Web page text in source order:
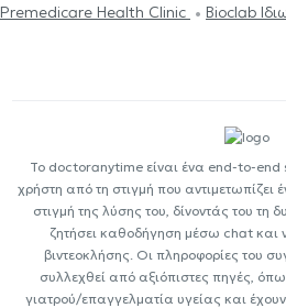
Premedicare Health Clinic
Bioclab
Το doctoranytime είναι ένα end-to-end
χρήστη από τη στιγμή που αντιμετωπίζει
στιγμή της λύσης του, δίνοντάς του τη
ζητήσει καθοδήγηση μέσω chat και
βιντεοκλήσης. Οι πληροφορίες του
συλλεχθεί από αξιόπιστες πηγές,
γιατρού/επαγγελματία υγείας και